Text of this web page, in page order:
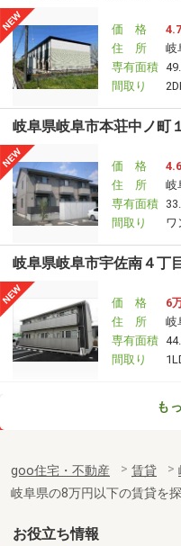
価 格
住 所
岐
専有面積
間取り
岐阜県岐阜市本荘中ノ町
価 格
住 所
岐
専有面積
間取り
ワ
岐阜県岐阜市宇佐南４丁
価 格
6
住 所
岐
専有面積
間取り
専有面積
間取り
1K
岐阜県岐阜市南鶉７
も
goo住宅・不動産 賃貸
岐阜県の8万円以下の賃貸を
お役立ち情報